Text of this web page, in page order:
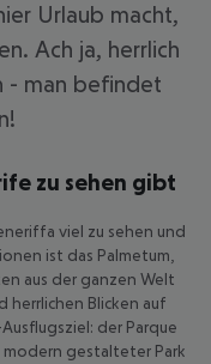
Urlaub macht,
Ach ja, herrlich
- man befindet
zu sehen gibt
viel zu sehen und
ist das Palmetum,
aus der ganzen Welt
herrlichen Blicken auf
der Parque
modern gestalteter Park